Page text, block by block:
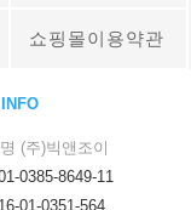
쇼핑몰이용약관
(주)빅앤조이
0385-8649-11
01-0351-564